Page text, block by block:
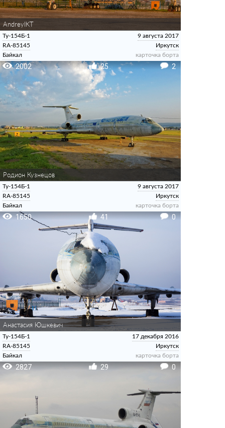
AndreyIKT
Ту-154Б-1
RA-85145
Байкал
9 августа 2017
Иркутск
карточка борта
2002 25 2
Родион Кузнецов
Ту-154Б-1
RA-85145
Байкал
9 августа 2017
Иркутск
карточка борта
1650 41 0
Анастасия Юшкевич
Ту-154Б-1
RA-85145
Байкал
17 декабря 2016
Иркутск
карточка борта
2827 29 0